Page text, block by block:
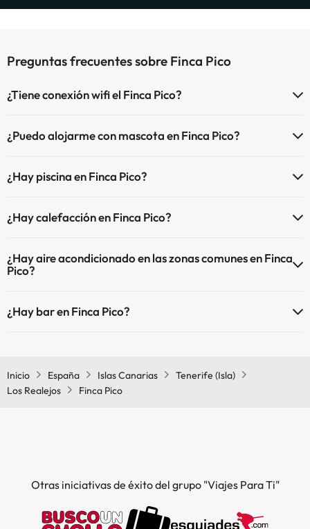
Preguntas frecuentes sobre Finca Pico
¿Tiene conexión wifi el Finca Pico?
¿Puedo alojarme con mascota en Finca Pico?
¿Hay piscina en Finca Pico?
tienes más info sobre la piscina y otras instalaciones.
Piscina al aire libre (toda la temporada)
¿Hay calefacción en Finca Pico?
¿Hay aire acondicionado en las zonas comunes en Finca
Pico?
¿Hay bar en Finca Pico?
Inicio España Islas Canarias
Tenerife (Isla)
Los Realejos
Finca Pico
Otras iniciativas de éxito del grupo "Viajes Para Ti"